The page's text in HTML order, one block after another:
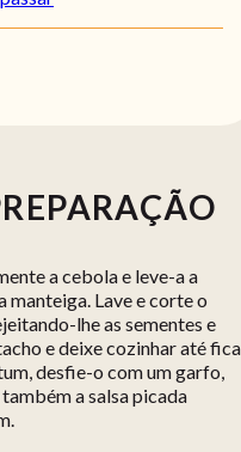
a cebola e leve-a a
manteiga. Lave e corte o
lhe as sementes e
e deixe cozinhar até
desfie-o com um garfo,
a salsa picada